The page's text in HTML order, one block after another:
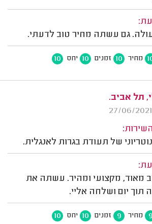
גם עשתה מחיר טוב לדעתי.
מחיר 10 זמנים 10 יחס 10
תל אביב.
של תעודת בגרות לאנגלית.
מאוד, מקצועי ומהיר. עשתה את
תוך יום ושלחה אליי.
9 מחיר 9 זמנים 10 יחס 10